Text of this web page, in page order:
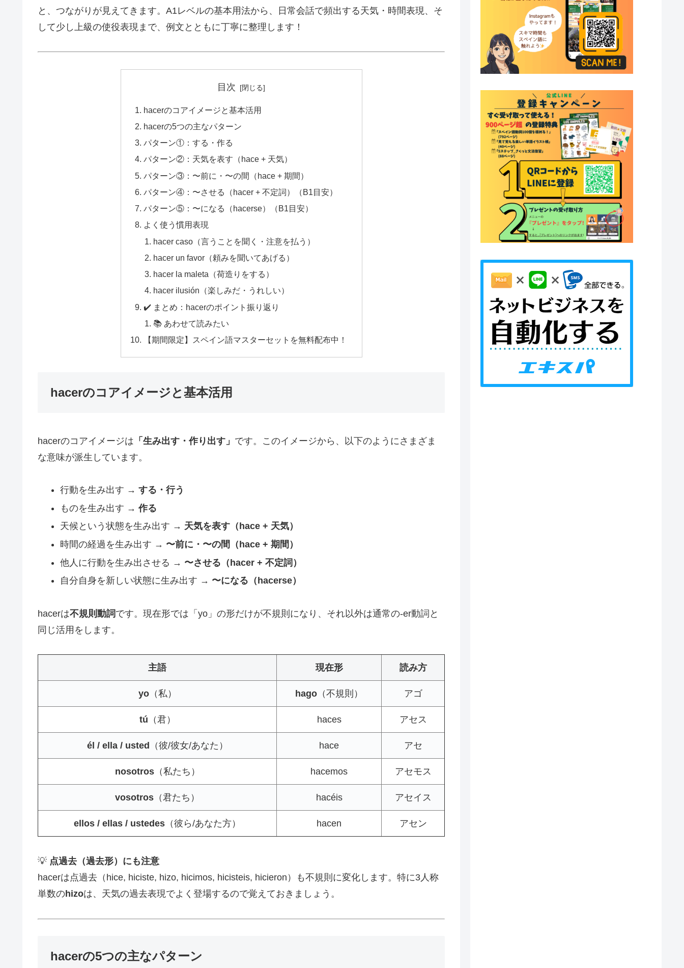
と、つながりが見えてきます。A1レベルの基本用法から、日常会話で頻出する天気・時間表現、そ
して少し上級の使役表現まで、例文とともに丁寧に整理します！
目次
hacerのコアイメージと基本活用
hacerの5つの主なパターン
パターン①：する・作る
パターン②：天気を表す（hace + 天気）
パターン③：〜前に・〜の間（hace + 期間）
パターン④：〜させる（hacer + 不定詞）（B1目安）
パターン⑤：〜になる（hacerse）（B1目安）
よく使う慣用表現
hacer caso（言うことを聞く・注意を払う）
hacer un favor（頼みを聞いてあげる）
hacer la maleta（荷造りをする）
hacer ilusión（楽しみだ・うれしい）
✔️ まとめ：hacerのポイント振り返り
📚 あわせて読みたい
【期間限定】スペイン語マスターセットを無料配布中！
hacerのコアイメージと基本活用
hacerのコアイメージは 「生み出す・作り出す」 です。このイメージから、以下のようにさまざま
な意味が派生しています。
行動を生み出す → する・行う
ものを生み出す → 作る
天候という状態を生み出す → 天気を表す（hace + 天気）
時間の経過を生み出す → 〜前に・〜の間（hace + 期間）
他人に行動を生み出させる → 〜させる（hacer + 不定詞）
自分自身を新しい状態に生み出す → 〜になる（hacerse）
hacerは不規則動詞です。現在形では「yo」の形だけが不規則になり、それ以外は通常の-er動詞と
同じ活用をします。
主語 現在形 読み方
yo（私） hago （不規則） アゴ
tú （君） haces アセス
él / ella / usted （彼/彼女/あなた） hace アセ
nosotros（私たち） hacemos アセモス
vosotros （君たち） hacéis アセイス
ellos / ellas / ustedes （彼ら/あなた方） hacen アセン
💡 点過去（過去形）にも注意
hacerは点過去（hice, hiciste, hizo, hicimos, hicisteis, hicieron）も不規則に変化します。特に3人称
単数のhizoは、天気の過去表現でよく登場するので覚えておきましょう。
hacerの5つの主なパターン